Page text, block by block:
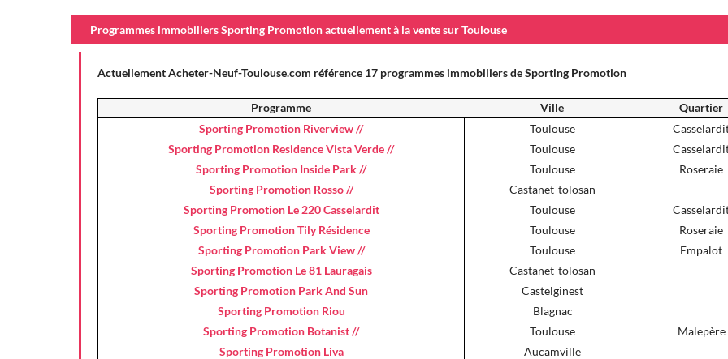
Programmes immobiliers Sporting Promotion actuellement à la vente sur Toulouse
Actuellement Acheter-Neuf-Toulouse.com référence 17 programmes immobiliers de Sporting Promotion
Programme Ville
Quartier
Sporting Promotion Riverview //
Toulouse
Sporting Promotion Residence Vista Verde //
Toulouse
Sporting Promotion Inside Park //
Toulouse
Roseraie
Sporting Promotion Rosso //
Castanet-tolosan
Sporting Promotion Le 220 Casselardit
Toulouse
Sporting Promotion Tily Résidence
Toulouse
Roseraie
Sporting Promotion Park View //
Toulouse
Empalot
Sporting Promotion Le 81 Lauragais
Castanet-tolosan
Sporting Promotion Park And Sun
Castelginest
Sporting Promotion Riou
Blagnac
Sporting Promotion Botanist //
Toulouse
Malepère
Sporting Promotion Liva
Aucamville